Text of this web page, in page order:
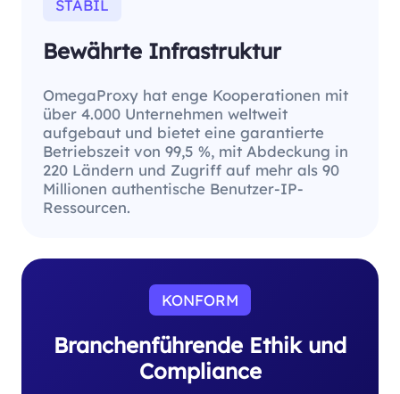
STABIL
Bewährte Infrastruktur
OmegaProxy hat enge Kooperationen mit
über 4.000 Unternehmen weltweit
aufgebaut und bietet eine garantierte
Betriebszeit von 99,5 %, mit Abdeckung in
220 Ländern und Zugriff auf mehr als 90
Millionen authentische Benutzer-IP-
Ressourcen.
KONFORM
Branchenführende Ethik und
Compliance